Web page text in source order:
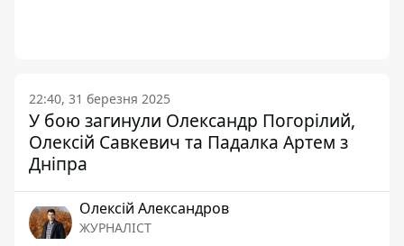
22:40, 31 березня 2025
У бою загинули Олександр Погорілий,
Олексій Савкевич та Падалка Артем з
Дніпра
Олексій Александров
ЖУРНАЛІСТ